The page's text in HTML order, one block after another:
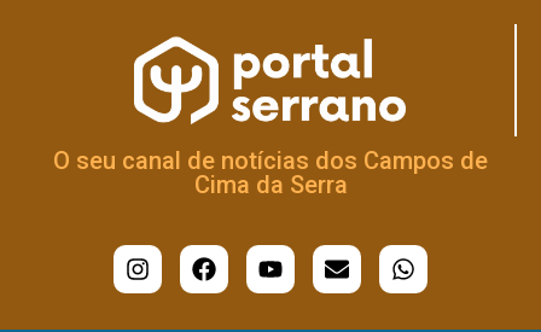
O seu canal de notícias dos Campos de
Cima da Serra